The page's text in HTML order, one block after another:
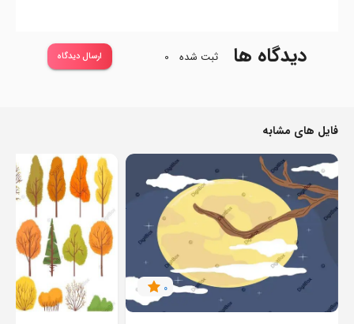
دیدگاه ها ثبت شده 0 ارسال دیدگاه
فایل های مشابه
0